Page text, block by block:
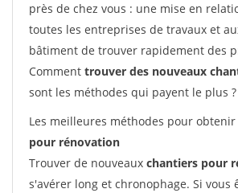
près de chez vous : une mise en
toutes les entreprises de travaux et
bâtiment de trouver rapidement des
Comment trouver des nouveaux
sont les méthodes qui payent le plus
Les meilleures méthodes pour obtenir
pour rénovation
Trouver de nouveaux chantiers pour
s'avérer long et chronophage. Si vous